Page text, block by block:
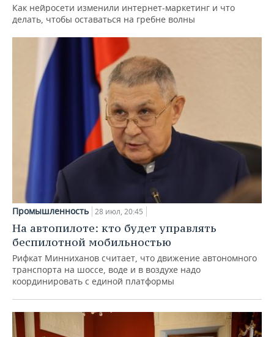
Как нейросети изменили интернет-маркетинг и что
делать, чтобы оставаться на гребне волны
Промышленность 28 июл, 20:45
На автопилоте: кто будет управлять
беспилотной мобильностью
Рифкат Минниханов считает, что движение автономного
транспорта на шоссе, воде и в воздухе надо
координировать с единой платформы